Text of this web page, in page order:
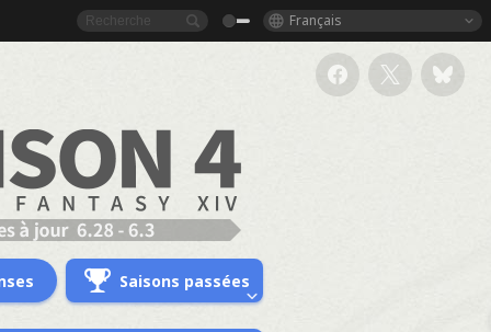
Français
Saisons passées